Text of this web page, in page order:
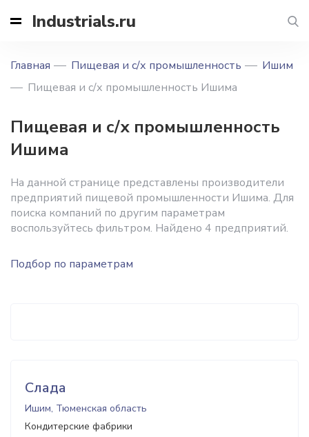
Industrials.ru
Главная Пищевая и с/х промышленность
Ишим
Пищевая и с/х промышленность Ишима
Пищевая и с/х промышленность
Ишима
На данной странице представлены производители
предприятий пищевой промышленности Ишима. Для
поиска компаний по другим параметрам
воспользуйтесь фильтром. Найдено 4 предприятий.
Слада
Ишим, Тюменская область
Кондитерские фабрики
Подбор по параметрам